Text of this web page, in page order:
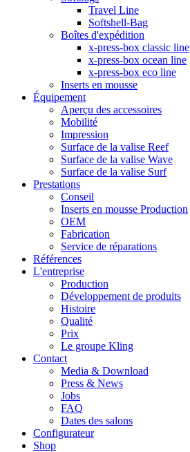
Travel Line
Softshell-Bag
Boîtes d'expédition
x-press-box classic line
x-press-box ocean line
x-press-box eco line
Inserts en mousse
Équipement
Aperçu des accessoires
Mobilité
Impression
Surface de la valise Reef
Surface de la valise Wave
Surface de la valise Surf
Prestations
Conseil
Inserts en mousse Production
OEM
Fabrication
Service de réparations
Références
L'entreprise
Production
Développement de produits
Histoire
Qualité
Prix
Le groupe Kling
Contact
Media & Download
Press & News
Jobs
FAQ
Dates des salons
Configurateur
Shop